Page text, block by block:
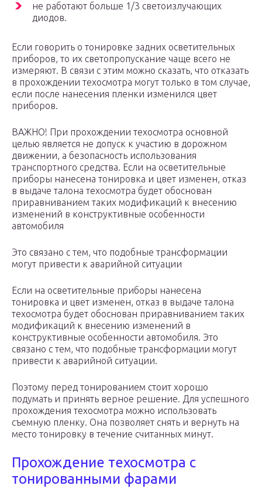
не работают больше 1/3 светоизлучающих
диодов.
Если говорить о тонировке задних осветительных
приборов, то их светопропускание чаще всего не
измеряют. В связи с этим можно сказать, что отказать
в прохождении техосмотра могут только в том случае,
если после нанесения пленки изменился цвет
приборов.
ВАЖНО! При прохождении техосмотра основной
целью является не допуск к участию в дорожном
движении, а безопасность использования
транспортного средства. Если на осветительные
приборы нанесена тонировка и цвет изменен, отказ
в выдаче талона техосмотра будет обоснован
приравниванием таких модификаций к внесению
изменений в конструктивные особенности
автомобиля
Это связано с тем, что подобные трансформации
могут привести к аварийной ситуации
Если на осветительные приборы нанесена
тонировка и цвет изменен, отказ в выдаче талона
техосмотра будет обоснован приравниванием таких
модификаций к внесению изменений в
конструктивные особенности автомобиля. Это
связано с тем, что подобные трансформации могут
привести к аварийной ситуации.
Поэтому перед тонированием стоит хорошо
подумать и принять верное решение. Для успешного
прохождения техосмотра можно использовать
съемную пленку. Она позволяет снять и вернуть на
место тонировку в течение считанных минут.
Прохождение техосмотра с
тонированными фарами